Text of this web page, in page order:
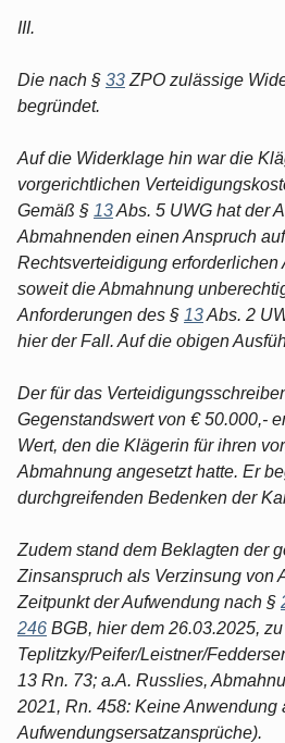
III.
Die nach § 33 ZPO zulässige
begründet.
Auf die Widerklage hin war die
vorgerichtlichen
Gemäß § 13Abs. 5 UWG hat der
Abmahnenden einen Anspruch
Rechtsverteidigung erforderlichen
soweit die Abmahnung
Anforderungen des § 13Abs. 2
hier der Fall. Auf die obigen
Der für das
Gegenstandswert von € 50.000,-
Wert, den die Klägerin für ihren
Abmahnung angesetzt hatte. Er
durchgreifenden Bedenken der
Zudem stand dem Beklagten der
Zinsanspruch als Verzinsung von
Zeitpunkt der Aufwendung nach §
246 BGB, hier dem 26.03.2025,
Teplitzky/Peifer/Leistner/
13 Rn. 73; a.A. Russlies,
2021, Rn. 458: Keine Anwendung
Aufwendungsersatzansprüche).